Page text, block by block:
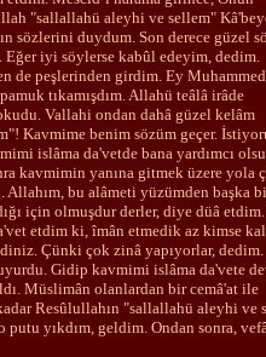
"sallallahü aleyhi ve sellem"
sözlerini duydum. Son derece güzel
iyi söylerse kabûl edeyim, dedim.
de peşlerinden girdim. Ey Muhammed
tıkamışdım. Allahü teâlâ irâde
Vallahi ondan dahâ güzel kelâm
Kavmime benim sözüm geçer.
islâma da'vetde bana yardımcı
kavmimin yanına gitmek üzere yola
Allahım, bu alâmeti yüzümden başka
için olmuşdur derler, diye düâ
etdim ki, îmân etmedik az kimse
Çünki çok zinâ yapıyorlar, dedim.
Gidip kavmimi islâma da'vete
Müslimân olanlardan bir cemâ'at ile
Resûlullahın "sallallahü aleyhi ve
yıkdım, geldim. Ondan sonra,